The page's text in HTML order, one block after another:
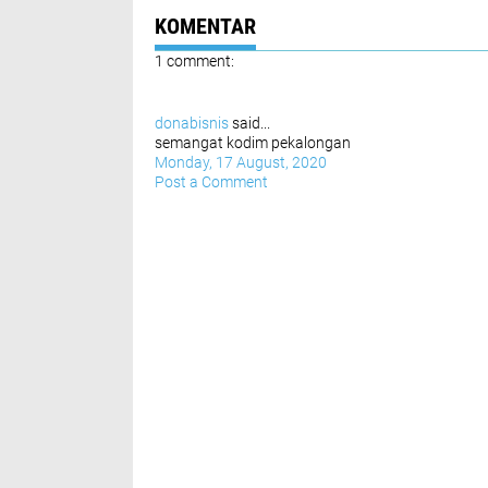
KOMENTAR
1 comment:
donabisnissaid...
semangat kodim pekalongan
Monday, 17 August, 2020
Post a Comment